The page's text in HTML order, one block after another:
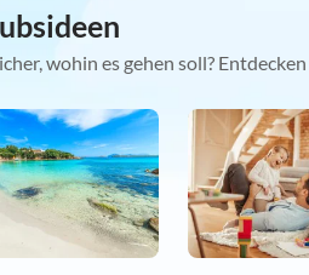
wohin es gehen soll?